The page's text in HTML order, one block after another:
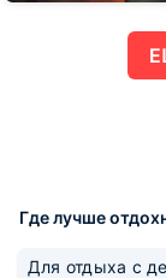
Где лучше
Для отдыха с